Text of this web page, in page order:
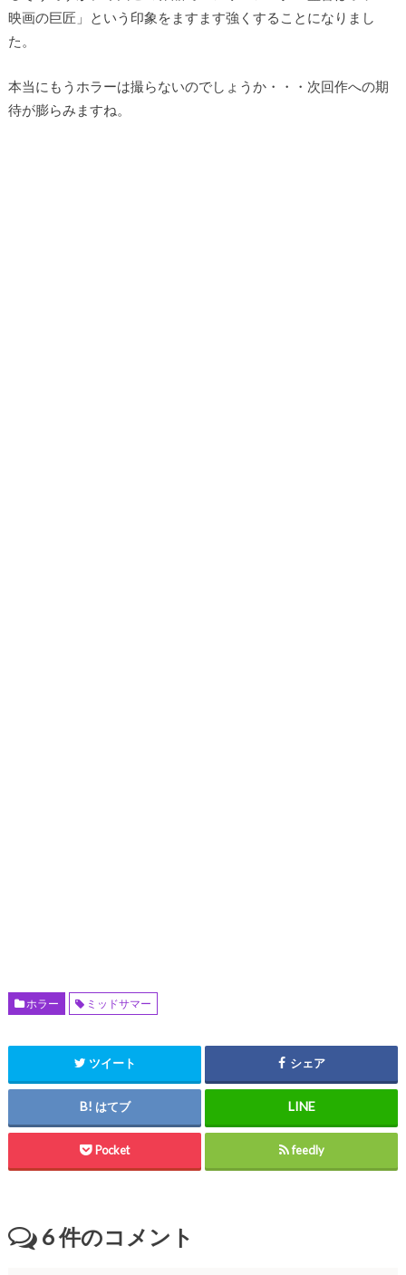
映画の巨匠」という印象をますます強くすることになりまし
た。
本当にもうホラーは撮らないのでしょうか・・・次回作への期
待が膨らみますね。
ホラー ミッドサマー
ツイート シェア
はてブ
Pocket feedly
6件のコメント